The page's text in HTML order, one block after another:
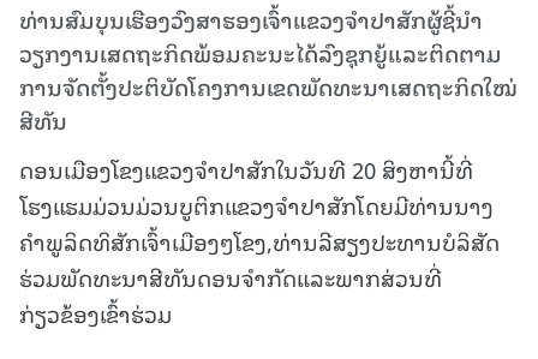
ທ່ານສົມບຸນເຮືອງວົງສາຮອງເຈົ້າແຂວງຈຳປາສັກຜູ້ຊີ້ນຳ
ວຽກງານເສດຖະກິດພ້ອມຄະນະໄດ້ລົງຊຸກຍູ້ແລະຕິດຕາມ
ການຈັດຕັ້ງປະຕິບັດໂຄງການເຂດພັດທະນາເສດຖະກິດໃໝ່
ສີທັນ
ດອນເມືອງໂຂງແຂວງຈຳປາສັກໃນວັນທີ 20 ສິງຫານີ້ທີ່
ໂຮງແຮມມ່ວນມ່ວນບູຕິກແຂວງຈຳປາສັກໂດຍມີທ່ານນາງ
ຄຳພູລິດທິສັກເຈົ້າເມືອງໆໂຂງ,ທ່ານລີສຽງປະທານບໍລິສັດ
ຮ່ວມພັດທະນາສີທັນດອນຈຳກັດແລະພາກສ່ວນທີ່
ກ່ຽວຂ້ອງເຂົ້າຮ່ວມ